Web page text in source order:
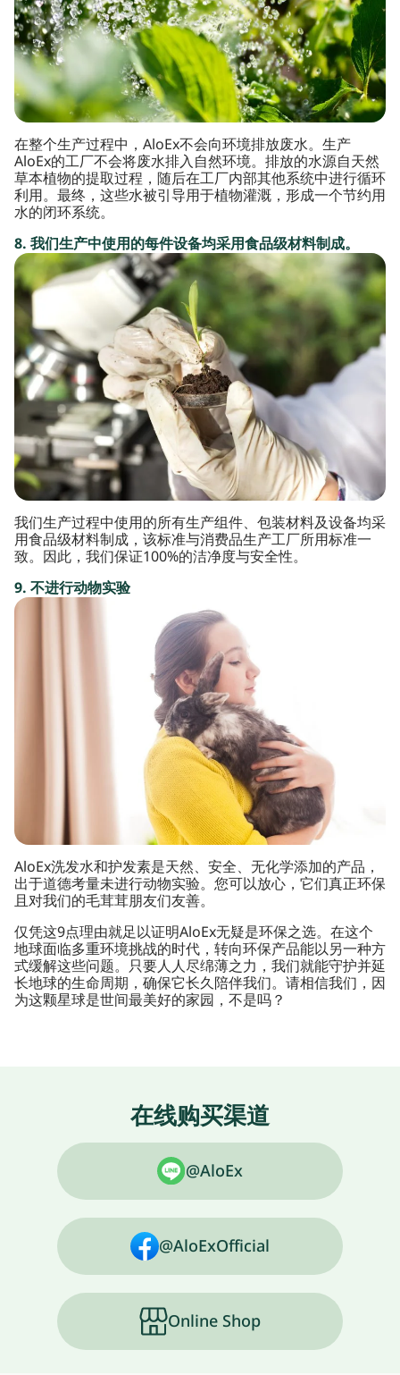
在整个生产过程中，AloEx不会向环境排放废水。生产
AloEx的工厂不会将废水排入自然环境。排放的水源自天然
草本植物的提取过程，随后在工厂内部其他系统中进行循环
利用。最终，这些水被引导用于植物灌溉，形成一个节约用
水的闭环系统。
8. 我们生产中使用的每件设备均采用食品级材料制成。
我们生产过程中使用的所有生产组件、包装材料及设备均采
用食品级材料制成，该标准与消费品生产工厂所用标准一
致。因此，我们保证100%的洁净度与安全性。
9. 不进行动物实验
AloEx洗发水和护发素是天然、安全、无化学添加的产品，
出于道德考量未进行动物实验。您可以放心，它们真正环保
且对我们的毛茸茸朋友们友善。
仅凭这9点理由就足以证明AloEx无疑是环保之选。在这个
地球面临多重环境挑战的时代，转向环保产品能以另一种方
式缓解这些问题。只要人人尽绵薄之力，我们就能守护并延
长地球的生命周期，确保它长久陪伴我们。请相信我们，因
为这颗星球是世间最美好的家园，不是吗？
在线购买渠道
@AloEx
@AloExOfficial
Online Shop